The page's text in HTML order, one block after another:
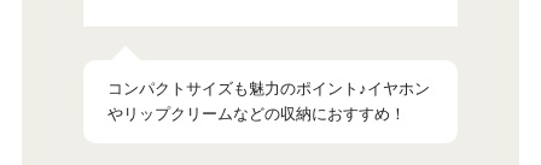
コンパクトサイズも魅力のポイント♪イヤホン
リップクリームなどの収納におすすめ！